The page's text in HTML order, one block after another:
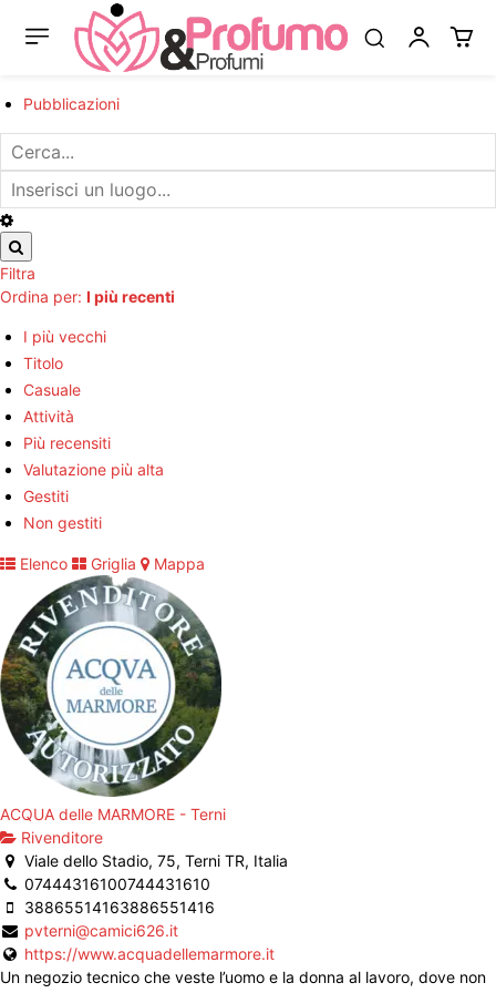
Pubblicazioni
Filtra
Ordina per: I più recenti
I più vecchi
Titolo
Casuale
Attività
Più recensiti
Valutazione più alta
Gestiti
Non gestiti
Elenco Griglia Mappa
ACQUA delle MARMORE - Terni
Rivenditore
Viale dello Stadio, 75, Terni TR, Italia
07444316100744431610
38865514163886551416
pvterni@camici626.it
https://www.acquadellemarmore.it
Un negozio tecnico che veste l’uomo e la donna al lavoro, dove non